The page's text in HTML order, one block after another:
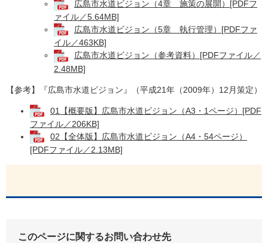
広島市水道ビジョン（4章 施策の展開）[PDFフ
ァイル／5.64MB]
広島市水道ビジョン（5章 執行管理）[PDFファ
イル／463KB]
広島市水道ビジョン（参考資料）[PDFファイル／
2.48MB]
【参考】『広島市水道ビジョン』（平成21年（2009年）12月策定）
01【概要版】広島市水道ビジョン（A3・1ページ）[PDF
ファイル／206KB]
02【全体版】広島市水道ビジョン（A4・54ページ）
[PDFファイル／2.13MB]
このページに関するお問い合わせ先